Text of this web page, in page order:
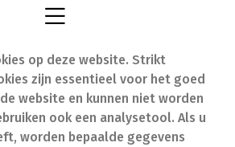
op deze website. Strikt
zijn essentieel voor het goed
website en kunnen niet worden
ook een analysetool. Als u
worden bepaalde gegevens
In geval van nood
Contact
Veelgestelde vragen